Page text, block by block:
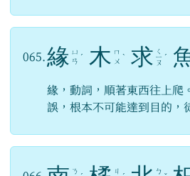
065. 緣 ㄩ
ㄢ ˊ 木 ㄇ
ㄨ ˋ 求 ㄑ
ㄧ
ㄡ
ˊ
緣，動詞，順著東西往上爬
誤，根本不可能達到目的，
ㄋ
ㄐ
ㄅ